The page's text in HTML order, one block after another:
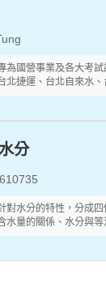
為國營事業及各大考試
北捷運、台北自來水
分
對水分的特性，分成
水量的關係、水分與